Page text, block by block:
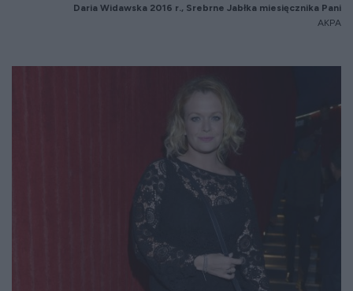
Daria Widawska 2016 r., Srebrne Jabłka miesięcznika Pani
AKPA